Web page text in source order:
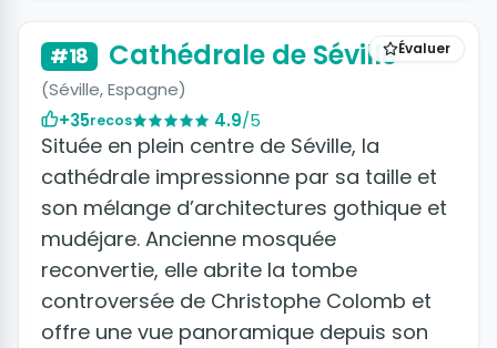
Évaluer
#18 Cathédrale de Séville
(Séville, Espagne)
+35recos 4.9/5
Située en plein centre de Séville, la
cathédrale impressionne par sa taille et
son mélange d’architectures gothique et
mudéjare. Ancienne mosquée
reconvertie, elle abrite la tombe
controversée de Christophe Colomb et
offre une vue panoramique depuis son